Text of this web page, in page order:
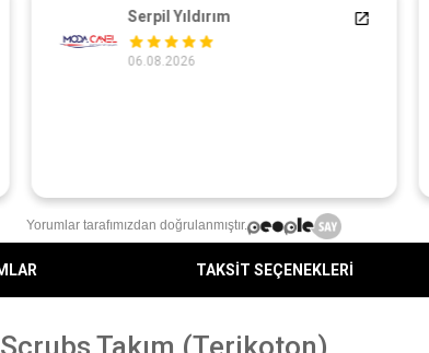
Serpil Yıldırım
06.08.2026
Yorumlar tarafımızdan doğrulanmıştır.
TAKSİT SEÇENEKLERİ